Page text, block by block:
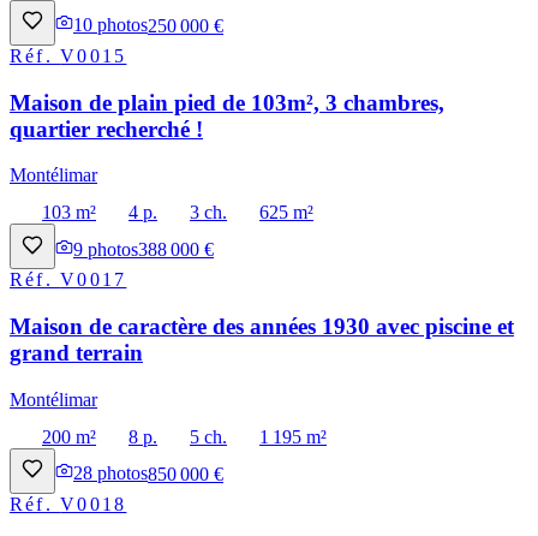
10 photos250 000 €
Réf.V0015
Maison de plain pied de 103m², 3 chambres,
quartier recherché !
Montélimar
103 m²
4 p. 3 ch.
625 m²
9 photos388 000 €
Réf.V0017
Maison de caractère des années 1930 avec piscine et
grand terrain
Montélimar
200 m²
8 p. 5 ch.
1 195 m²
28 photos850 000 €
Réf.V0018